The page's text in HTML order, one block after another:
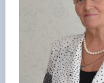
Кіру
Ямков
Тихий